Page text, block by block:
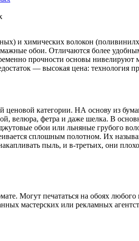
и химических волокон
обои. Отличаются более
прочности основы нивелируют
— высокая цена: технология
категории. НА основу из
велюра, фетра и даже шелка. В
обои или льняные грубого
сплошным полотном. Их
пыль, и в-третьих, они
Могут печататься на обоях
мастерских или рекламных